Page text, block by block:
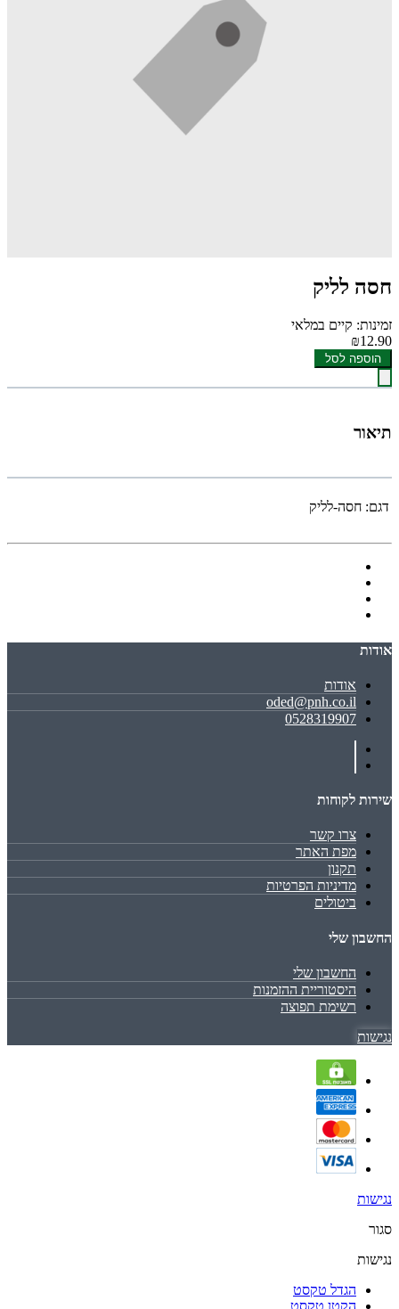
חסה לליק
זמינות: קיים במלאי
₪12.90
הוספה לסל
תיאור
דגם: חסה-לליק
אודות
אודות
oded@pnh.co.il
0528319907
שירות לקוחות
צרו קשר
מפת האתר
תקנון
מדיניות הפרטיות
ביטולים
החשבון שלי
החשבון שלי
היסטוריית ההזמנות
רשימת תפוצה
נגישות
נגישות
סגור
נגישות
הגדל טקסט
הקטן טקסט